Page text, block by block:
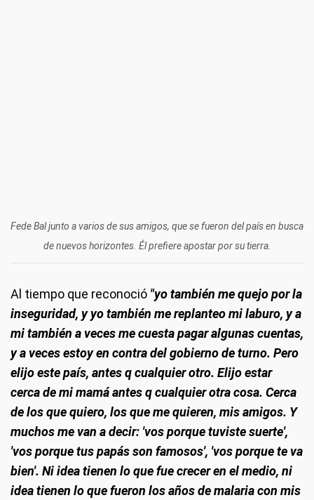
Fede Bal junto a varios de sus amigos, que se fueron del país en busca
de nuevos horizontes. Él prefiere apostar por su tierra.
Al tiempo que reconoció "yo también me quejo por la
inseguridad, y yo también me replanteo mi laburo, y a
mi también a veces me cuesta pagar algunas cuentas,
y a veces estoy en contra del gobierno de turno. Pero
elijo este país, antes q cualquier otro. Elijo estar
cerca de mi mamá antes q cualquier otra cosa. Cerca
de los que quiero, los que me quieren, mis amigos. Y
muchos me van a decir: 'vos porque tuviste suerte',
'vos porque tus papás son famosos', 'vos porque te va
bien'. Ni idea tienen lo que fue crecer en el medio, ni
idea tienen lo que fueron los años de malaria con mis